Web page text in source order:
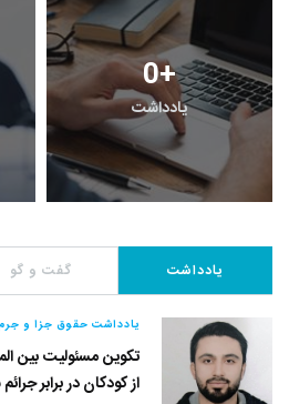
0+
یادداشت
یادداشت گفت و گو
یادداشت حقوق جزا و
تکوین مسئولیت بین
از کودکان در برابر